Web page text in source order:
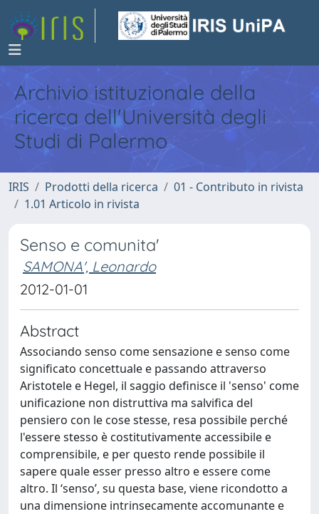
Archivio istituzionale della
ricerca dell'Università degli
Studi di Palermo
IRIS Prodotti della ricerca
01 - Contributo in rivista
1.01 Articolo in rivista
Senso e comunita'
SAMONA', Leonardo
2012-01-01
Abstract
Associando senso come sensazione e senso come
significato concettuale e passando attraverso
Aristotele e Hegel, il saggio definisce il 'senso' come
unificazione non distruttiva ma salvifica del
pensiero con le cose stesse, resa possibile perché
l'essere stesso è costitutivamente accessibile e
comprensibile, e per questo rende possibile il
sapere quale esser presso altro e essere come
altro. Il ‘senso’, su questa base, viene ricondotto a
una dimensione intrinsecamente accomunante e